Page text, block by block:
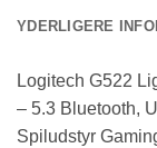
YDERLIGERE
Logitech G522
– 5.3 Bluetooth,
Spiludstyr